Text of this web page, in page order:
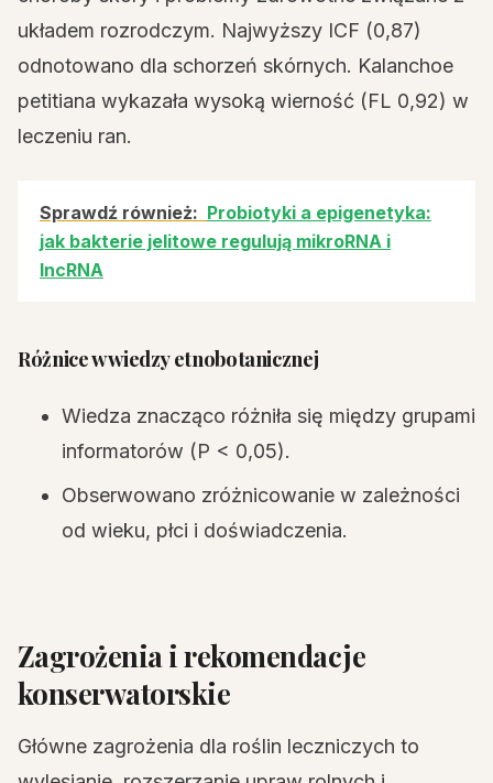
układem rozrodczym. Najwyższy ICF (0,87)
odnotowano dla schorzeń skórnych. Kalanchoe
petitiana wykazała wysoką wierność (FL 0,92) w
leczeniu ran.
Sprawdź również: Probiotyki a epigenetyka:
jak bakterie jelitowe regulują mikroRNA i
lncRNA
Różnice w wiedzy etnobotanicznej
Wiedza znacząco różniła się między grupami
informatorów (P < 0,05).
Obserwowano zróżnicowanie w zależności
od wieku, płci i doświadczenia.
Zagrożenia i rekomendacje
konserwatorskie
Główne zagrożenia dla roślin leczniczych to